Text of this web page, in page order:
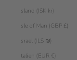
Island (ISK kr)
Isle of Man (GBP £)
Israel (ILS ₪)
Italien (EUR €)